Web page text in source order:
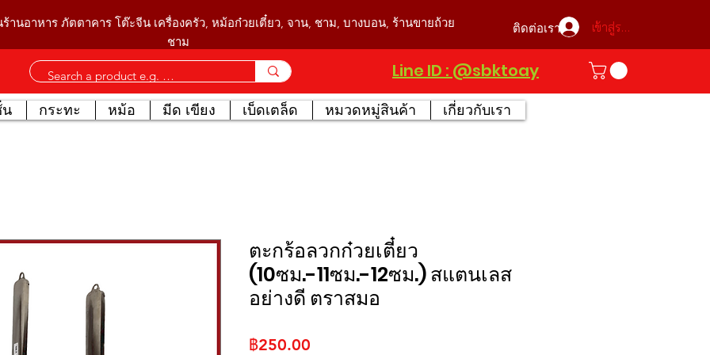
านอาหาร ภัตตาคาร โต๊ะจีน เครื่องครัว, หม้อก๋วยเตี๋ยว, จาน, ชาม, บางบอน, ร้านขายถ้วย
ชาม
เข้าสู่ระบบ
ติดต่อเรา
Line ID : @sbktoay
น กระทะ หม้อ มีด เขียง เบ็ดเตล็ด หมวดหมู่สินค้า เกี่ยวกับเรา
ตะกร้อลวกก๋วยเตี๋ยว
(10ซม.-11ซม.-12ซม.) สแตนเลส
อย่างดี ตราสมอ
฿250.00